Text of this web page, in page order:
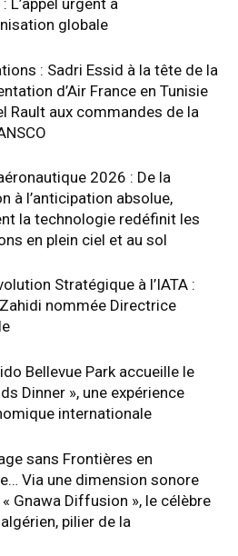
L’appel urgent à
globale
: Sadri Essid à la tête de la
d’Air France en Tunisie
Rault aux commandes de la
2026 : De la
à l’anticipation absolue,
la technologie redéfinit les
en plein ciel et au sol
Stratégique à l’IATA :
nommée Directrice
Bellevue Park accueille le
Dinner », une expérience
internationale
sans Frontières en
Via une dimension sonore
Gnawa Diffusion », le célèbre
pilier de la